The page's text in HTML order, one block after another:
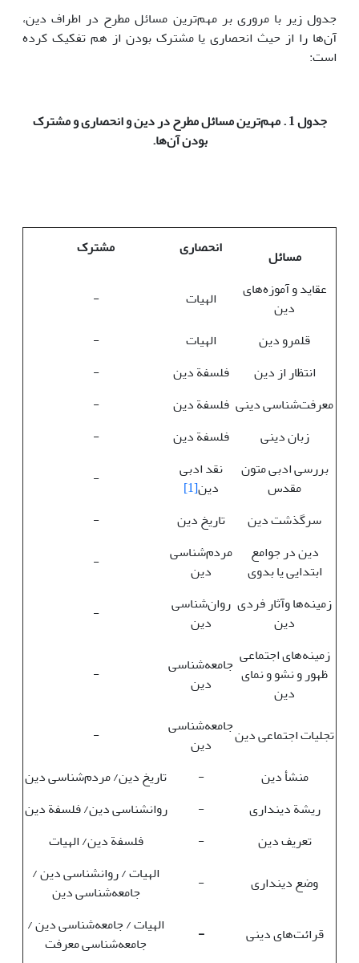
جدول زیر با مروری بر مهم‌ترین مسائل مطرح در اطراف دین،
آن‌ها را از حیث انحصاری یا مشترک بودن از هم تفکیک کرده
است:
جدول 1 . مهم‌ترین مسائل مطرح در دین و انحصاری و مشترک
بودن آن‌ها.
مسائل انحصاری
مشترک
عقاید و آموزه‌های
دین
الهیات
-
قلمرو دین
الهیات
-
انتظار از دین
فلسفة‌ دین
-
معرفت‌شناسی دینی فلسفة‌ دین
-
زبان دینی
فلسفة‌ دین
-
بررسی ادبی متون
مقدس
نقد ادبی
دین[1]
-
سرگذشت دین
تاریخ دین
-
دین در جوامع
ابتدایی یا بدوی
مردم‌شناسی
دین
-
زمینه‌ها وآثار فردی
دین
روان‌شناسی
دین
-
زمینه‌های اجتماعی
ظهور و نشو و نمای
دین
جامعه‌شناسی
دین
-
تجلیات اجتماعی دینجامعه‌شناسی
دین
-
منشأ دین
-
تاریخ دین/ مردم‌شناسی دین
ریشة دینداری
-
روانشناسی دین/ فلسفة دین
تعریف دین
-
فلسفة دین/ الهیات
وضع دینداری
-
الهیات / روانشناسی دین /
جامعه‌شناسی دین
قرائت‌های دینی
-
الهیات / جامعه‌شناسی دین /
جامعه‌شناسی معرفت